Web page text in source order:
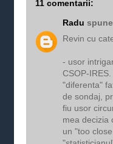
11 comentarii:
Radu
Revin cu
- usor
CSOP-
"diferenta"
de sondaj,
fiu usor
mea decizia
un "too